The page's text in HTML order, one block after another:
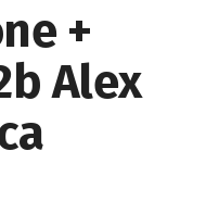
+
Alex